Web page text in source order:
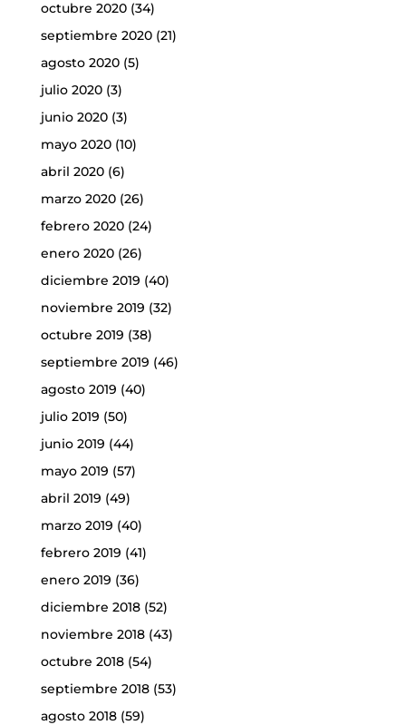
octubre 2020(34)
septiembre 2020(21)
agosto 2020(5)
julio 2020(3)
junio 2020(3)
mayo 2020(10)
abril 2020(6)
marzo 2020(26)
febrero 2020(24)
enero 2020(26)
diciembre 2019 (40)
noviembre 2019 (32)
octubre 2019 (38)
septiembre 2019 (46)
agosto 2019 (40)
julio 2019 (50)
junio 2019 (44)
mayo 2019 (57)
abril 2019 (49)
marzo 2019 (40)
febrero 2019 (41)
enero 2019 (36)
diciembre 2018(52)
noviembre 2018(43)
octubre 2018(54)
septiembre 2018(53)
agosto 2018(59)